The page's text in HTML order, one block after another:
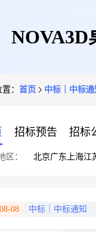
NOVA3D
： 首页 中标｜中标通
招标预告 招标
区： 北京广东 上海江
08 中标｜中标通知